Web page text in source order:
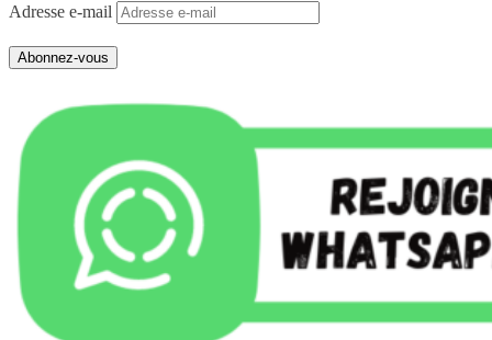
Adresse e-mail
Abonnez-vous